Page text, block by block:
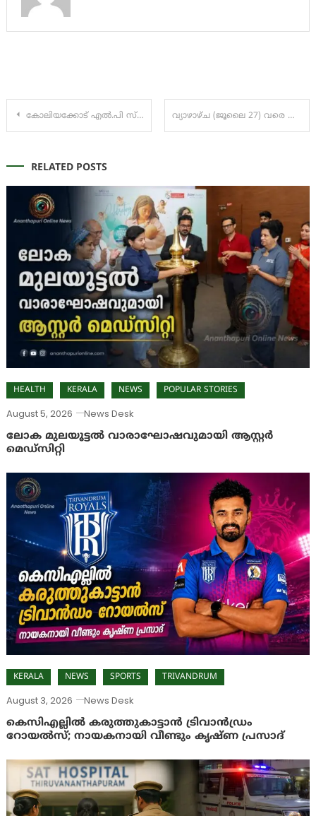
Post
കോലിയക്കോട് എല്‍.പി സ്‌കൂളിന് പുതിയ ഇരുനില കെട്ടിടം വ്യാഴാഴ്ച (ജൂലൈ 27) വരെ വ്യാപക മഴയ്ക്ക് സാധ്യത
RELATED POSTS
HEALTH KERALA NEWS POPULAR STORIES
August 5, 2026
News Desk
ലോക മുലയൂട്ടൽ വാരാഘോഷവുമായി ആസ്റ്റർ
മെഡ്‌സിറ്റി
KERALA NEWS SPORTS TRIVANDRUM
August 3, 2026
News Desk
കെസിഎല്ലിൽ കരുത്തുകാട്ടാൻ ട്രിവാൻഡ്രം
റോയൽസ്; നായകനായി വീണ്ടും കൃഷ്ണ പ്രസാദ്